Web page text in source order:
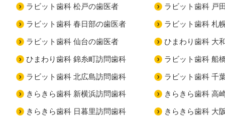
ラビット歯科 松戸の歯医者 ラビット歯科 戸
ラビット歯科 春日部の歯医者 ラビット歯科 札
ラビット歯科 仙台の歯医者 ひまわり歯科 大
ひまわり歯科 錦糸町訪問歯科 ラビット歯科 船
ラビット歯科 北広島訪問歯科 ラビット歯科 千
きらきら歯科 新横浜訪問歯科 きらきら歯科 高
きらきら歯科 日暮里訪問歯科 きらきら歯科 大